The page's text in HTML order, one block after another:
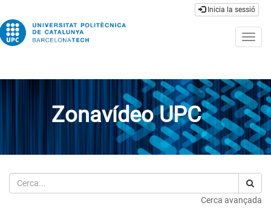
Inicia la sessió
Zonavídeo UPC
Cerca
Cerca avançada